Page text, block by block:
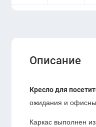
Описание
Кресло для
ожидания и
Каркас выполнен